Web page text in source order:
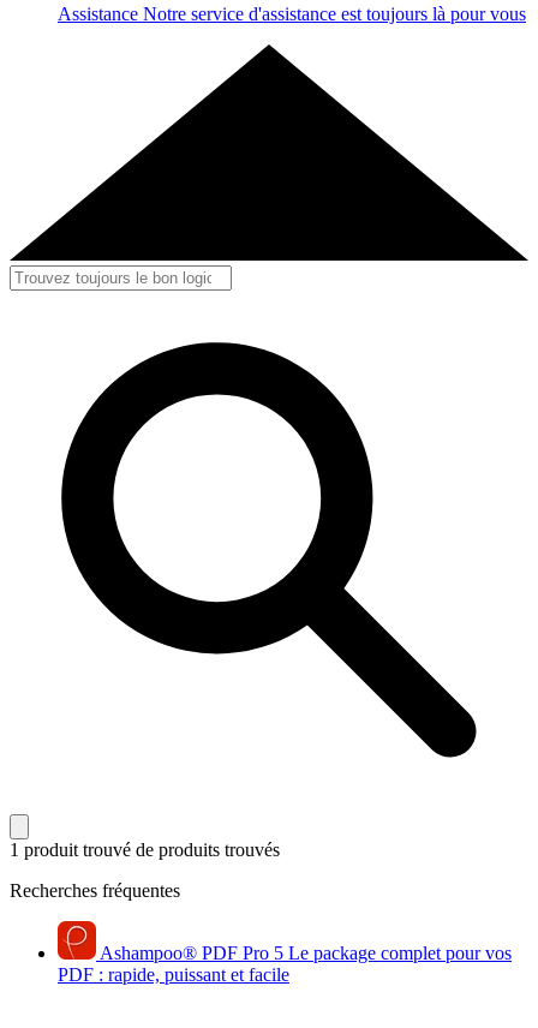
Assistance Notre service d'assistance est toujours là pour vous
1 produit trouvé de produits trouvés
Recherches fréquentes
Ashampoo® PDF Pro 5 Le package complet pour vos
PDF : rapide, puissant et facile